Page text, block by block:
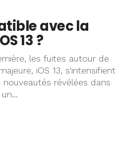
avec la
13 ?
les fuites autour de
iOS 13, s'intensifient
révélées dans